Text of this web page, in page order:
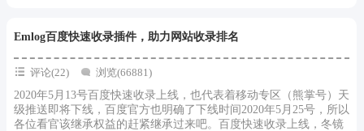
Emlog百度快速收录插件，助力网站收录排名
评论(22)
浏览(66881)
2020年5月13号百度快速收录上线，也代表着移动专区（熊掌号）天
级推送即将下线，百度官方也明确了下线时间2020年5月25号，所以
各位看官该继承权益的赶紧继承过来吧。百度快速收录上线，冬镜